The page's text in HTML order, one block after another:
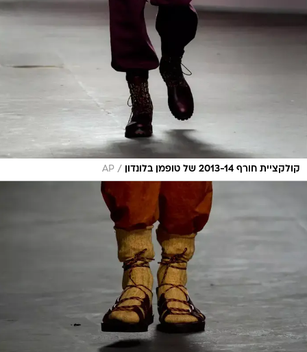
קולקציית חורף 2013-14 של טופמן בלונדון /
AP